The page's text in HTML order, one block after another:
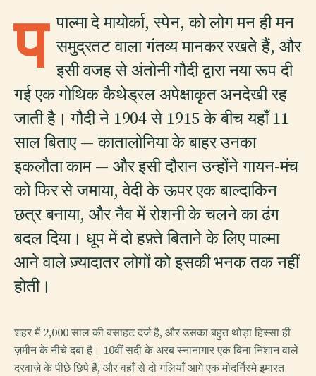
प पाल्मा दे मायोर्का, स्पेन, को लोग मन ही मन
समुद्रतट वाला गंतव्य मानकर रखते हैं, और
इसी वजह से अंतोनी गौदी द्वारा नया रूप दी
गई एक गोथिक कैथेड्रल अपेक्षाकृत अनदेखी रह
जाती है। गौदी ने 1904 से 1915 के बीच यहाँ 11
साल बिताए — कातालोनिया के बाहर उनका
इकलौता काम — और इसी दौरान उन्होंने गायन-मंच
को फिर से जमाया, वेदी के ऊपर एक बाल्दाकिन
छत्र बनाया, और नैव में रोशनी के चलने का ढंग
बदल दिया। धूप में दो हफ़्ते बिताने के लिए पाल्मा
आने वाले ज़्यादातर लोगों को इसकी भनक तक नहीं
होती।
शहर में 2,000 साल की बसाहट दर्ज है, और उसका बहुत थोड़ा हिस्सा ही
ज़मीन के नीचे दबा है। 10वीं सदी के अरब स्नानागार एक बिना निशान वाले
दरवाज़े के पीछे छिपे हैं, और वहाँ से दो गलियाँ आगे एक मोदर्निस्मे इमारत